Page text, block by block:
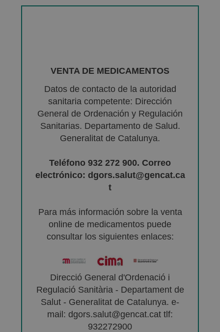
VENTA DE MEDICAMENTOS
Datos de contacto de la autoridad
sanitaria competente: Dirección
General de Ordenación y Regulación
Sanitarias. Departamento de Salud.
Generalitat de Catalunya.
Teléfono 932 272 900. Correo
electrónico: dgors.salut@gencat.ca
t
Para más información sobre la venta
online de medicamentos puede
consultar los siguientes enlaces:
Direcció General d'Ordenació i
Regulació Sanitària - Departament de
Salut - Generalitat de Catalunya. e-
mail: dgors.salut@gencat.cat tlf:
932272900